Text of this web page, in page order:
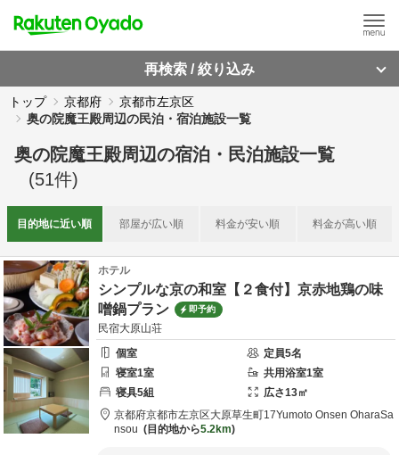
再検索 / 絞り込み
トップ 京都府
京都市左京区
奥の院魔王殿周辺の民泊・宿泊施設一覧
奥の院魔王殿周辺の宿泊・民泊施設一覧
(51件)
目的地に近い順 部屋が広い順 料金が安い順 料金が高い順
ホテル
シンプルな京の和室【２食付】京赤地鶏の味
噌鍋プラン
即予約
民宿大原山荘
個室
定員5名
寝室1室 共用浴室1室
寝具5組 広さ13㎡
京都府京都市左京区大原草生町17Yumoto Onsen OharaSa
nsou
目的地から5.2km